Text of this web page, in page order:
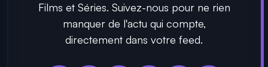
Films et Séries. Suivez-nous pour ne rien
manquer de l'actu qui compte,
directement dans votre feed.